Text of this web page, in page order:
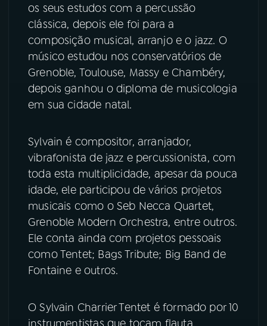
07ÚLTIMAS
08PRÊMIO RÁDIO MEC
ACOMPANHE A RÁDIO MEC
Instagram
os seus estudos com a percussão
clássica, depois ele foi para a
composição musical, arranjo e o jazz. O
músico estudou nos conservatórios de
Grenoble, Toulouse, Massy e Chambéry,
depois ganhou o diploma de musicologia
em sua cidade natal.
Sylvain é compositor, arranjador,
vibrafonista de jazz e percussionista, com
toda esta multiplicidade, apesar da pouca
idade, ele participou de vários projetos
musicais como o Seb Necca Quartet,
Grenoble Modern Orchestra, entre outros.
Ele conta ainda com projetos pessoais
como Tentet; Bags Tribute; Big Band de
Fontaine e outros.
O Sylvain Charrier Tentet é formado por 10